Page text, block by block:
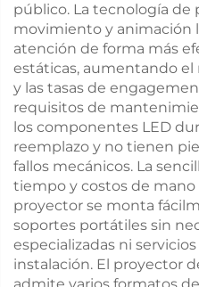
público. La tecnología de
movimiento y animación
atención de forma más
estáticas, aumentando
y las tasas de
requisitos de
los componentes LED
reemplazo y no tienen
fallos mecánicos. La
tiempo y costos de mano
proyector se monta
soportes portátiles sin
especializadas ni
instalación. El proyector